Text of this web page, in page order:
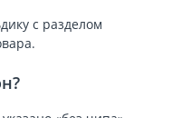
с разделом